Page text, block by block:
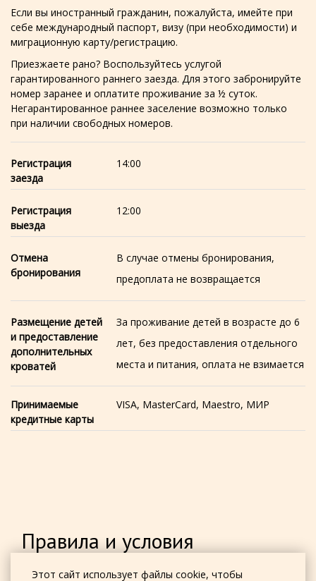
Этот сайт использует файлы cookie, чтобы
Если вы иностранный гражданин, пожалуйста, имейте при
себе международный паспорт, визу (при необходимости) и
миграционную карту/регистрацию.
Приезжаете рано? Воспользуйтесь услугой
гарантированного раннего заезда. Для этого забронируйте
номер заранее и оплатите проживание за ½ суток.
Негарантированное раннее заселение возможно только
при наличии свободных номеров.
Регистрация
заезда
14:00
Регистрация
выезда
12:00
Отмена
бронирования
В случае отмены бронирования,
предоплата не возвращается
Размещение детей
и предоставление
дополнительных
кроватей
За проживание детей в возрасте до 6
лет, без предоставления отдельного
места и питания, оплата не взимается
Принимаемые
кредитные карты
VISA, MasterCard, Maestro, МИР
Правила и условия